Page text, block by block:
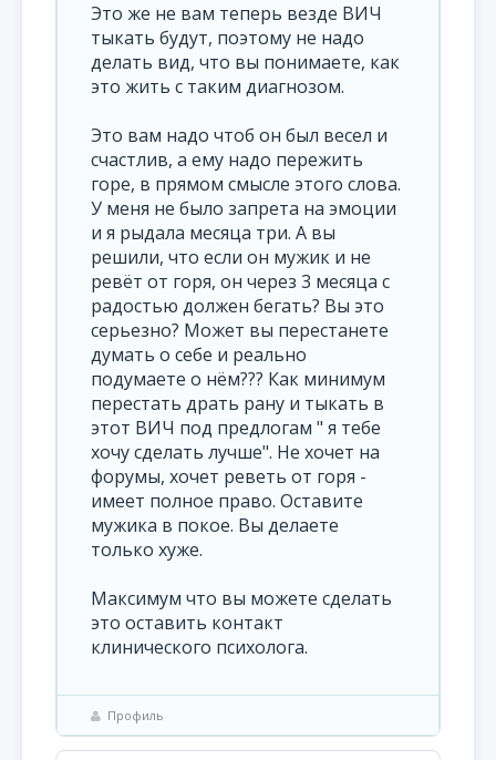
Это же не вам теперь везде ВИЧ
тыкать будут, поэтому не надо
делать вид, что вы понимаете, как
это жить с таким диагнозом.
Это вам надо чтоб он был весел и
счастлив, а ему надо пережить
горе, в прямом смысле этого слова.
У меня не было запрета на эмоции
и я рыдала месяца три. А вы
решили, что если он мужик и не
ревёт от горя, он через 3 месяца с
радостью должен бегать? Вы это
серьезно? Может вы перестанете
думать о себе и реально
подумаете о нём??? Как минимум
перестать драть рану и тыкать в
этот ВИЧ под предлогам " я тебе
хочу сделать лучше". Не хочет на
форумы, хочет реветь от горя -
имеет полное право. Оставите
мужика в покое. Вы делаете
только хуже.
Максимум что вы можете сделать
это оставить контакт
клинического психолога.
Профиль